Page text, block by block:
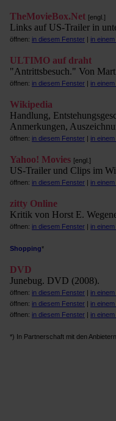
TheMovieBox.Net [engl.]
Links auf US-Trailer in
öffnen: in diesem Fenster | in
ULTIMO auf draht
"Antrittsbesuch." Von
öffnen: in diesem Fenster | in
Wikipedia
Handlung,
Anmerkungen,
öffnen: in diesem Fenster | in
Yahoo! Movies [engl.]
US-Trailer und Clips im
öffnen: in diesem Fenster | in
zitty Online
Kritik von Horst E.
öffnen: in diesem Fenster | in
Shopping*
DVD
Junebug. DVD (2008).
öffnen: in diesem Fenster | in
öffnen: in diesem Fenster | in
öffnen: in diesem Fenster | in
*) In Partnerschaft mit den